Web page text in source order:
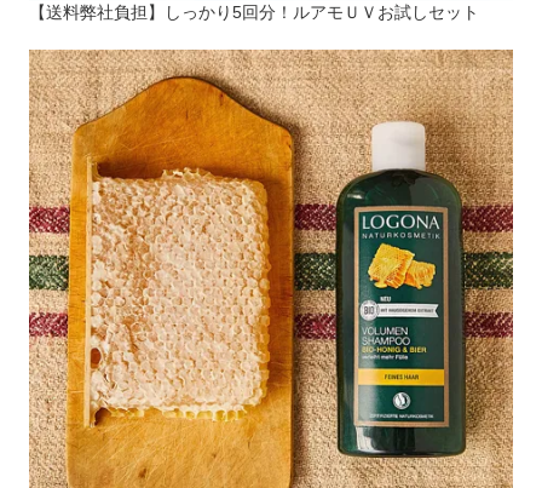
【送料弊社負担】しっかり5回分！ルアモＵＶお試しセット